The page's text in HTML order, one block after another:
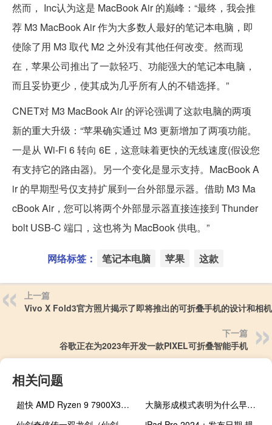
然而， Inc认为这是 MacBook Air 的巅峰：“最终，我会推
荐 M3 MacBook Air 作为大多数人最好的笔记本电脑，即
使除了用 M3 取代 M2 之外没有其他任何改变。然而现
在，苹果公司推出了一款轻巧、功能强大的笔记本电脑，
而且妥协更少，使其成为几乎所有人的不错选择。”
CNET对 M3 MacBook Air 的评论强调了这款电脑的两项
新的重大升级：“苹果确实通过 M3 更新增加了两项功能。
一是从 Wi-Fi 6 转向 6E，这意味着更快的无线速度(假设您
有支持它的路由器)。另一个变化是显示支持。MacBook A
ir 的早期型号仅支持扩展到一台外部显示器。借助 M3 Ma
cBook Air，您可以将两个外部显示器直接连接到 Thunder
bolt USB-C 端口，这也将为 MacBook 供电。”
网络标签： 笔记本电脑 苹果 这款
上一篇
Vivo X Fold3官方照片揭示了即将推出的可折叠手机的设计和相
下一篇
谷歌正在为2023年开发一款PIXEL可折叠智能手机
相关问题
超快 AMD Ryzen 9 7900X3D 游戏 CPU 创下历史新低
大脑形成模式表明为什么早期创伤可能不会留下任何线索